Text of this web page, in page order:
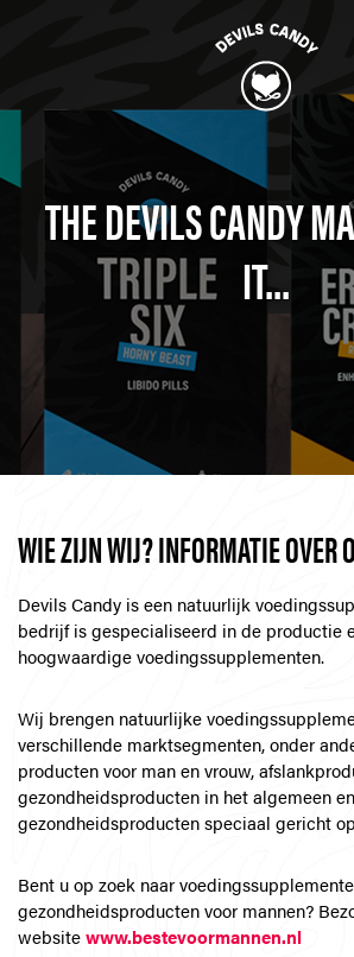
THE DEVILS CANDY
IT...
WIE ZIJN WIJ? INFORMATIE OVER
Devils Candy is een natuurlijk
bedrijf is gespecialiseerd in de productie
hoogwaardige voedingssupplementen.
Wij brengen natuurlijke
verschillende marktsegmenten, onder
producten voor man en vrouw,
gezondheidsproducten in het algemeen en
gezondheidsproducten speciaal gericht
Bent u op zoek naar
gezondheidsproducten voor mannen?
websitewww.bestevoormannen.nl